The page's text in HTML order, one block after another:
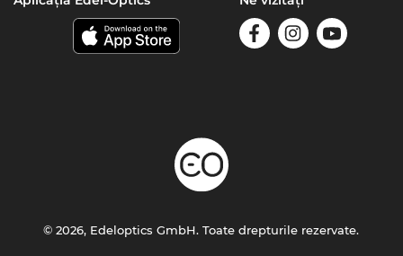
© 2026, Edeloptics GmbH. Toate drepturile rezervate.